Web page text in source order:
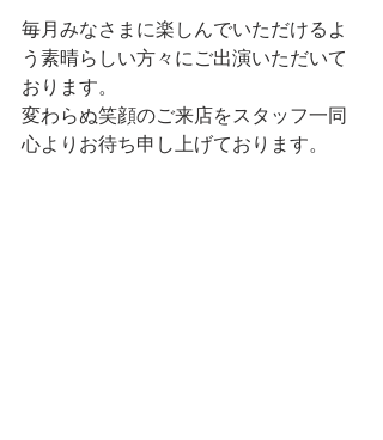
毎月みなさまに楽しんでいただけるよ
う素晴らしい方々にご出演いただいて
おります。
変わらぬ笑顔のご来店をスタッフ一同
心よりお待ち申し上げております。